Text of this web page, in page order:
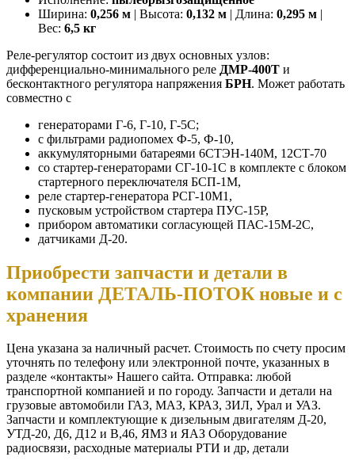
Ширина: 0,256 м | Высота: 0,132 м | Длина: 0,295 м |
Вес: 6,5 кг
Реле-регулятор состоит из двух основных узлов:
дифференциально-минимального реле ДМР-400Т и
бесконтактного регулятора напряжения БРН. Может работать
совместно с
генераторами Г-6, Г-10, Г-5С;
с фильтрами радиопомех Ф-5, Ф-10,
аккумуляторными батареями 6СТЭН-140М, 12СТ-70
со стартер-генераторами СГ-10-1С в комплекте с блоком
стартерного переключателя БСП-1М,
реле стартер-генератора РСГ-10М1,
пусковым устройством стартера ПУС-15Р,
прибором автоматики согласующей ПАС-15М-2С,
датчиками Д-20.
Приобрести запчасти и детали в
компании ДЕТАЛЬ-ПОТОК новые и с
хранения
Цена указана за наличный расчет. Стоимость по счету просим
уточнять по телефону или электронной почте, указанных в
разделе «контакты» Нашего сайта. Отправка: любой
транспортной компанией и по городу. Запчасти и детали на
грузовые автомобили ГАЗ, МАЗ, КРАЗ, ЗИЛ, Урал и УАЗ.
Запчасти и комплектующие к дизельным двигателям Д-20,
УТД-20, Д6, Д12 и В,46, ЯМЗ и ЯАЗ Оборудование
радиосвязи, расходные материалы РТИ и др, детали